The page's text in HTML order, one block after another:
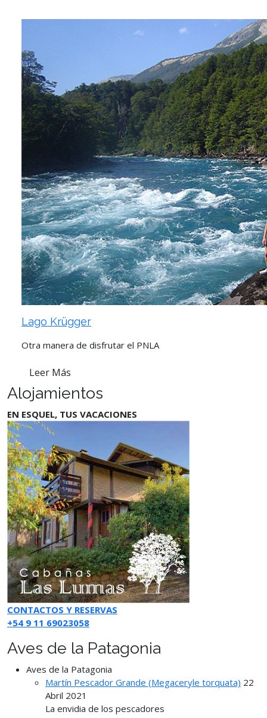
Lago Krügger
Otra manera de disfrutar el PNLA
Leer Más
Alojamientos
EN ESQUEL, TUS VACACIONES
CONTACTOS Y RESERVAS
+54 9 11 69023058
Aves de la Patagonia
Aves de la Patagonia
Martín Pescador Grande (Megaceryle torquata) 22
Abril 2021
La envidia de los pescadores